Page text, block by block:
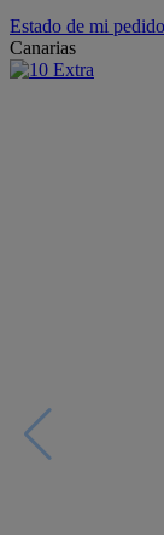
Estado de mi pedido
Canarias